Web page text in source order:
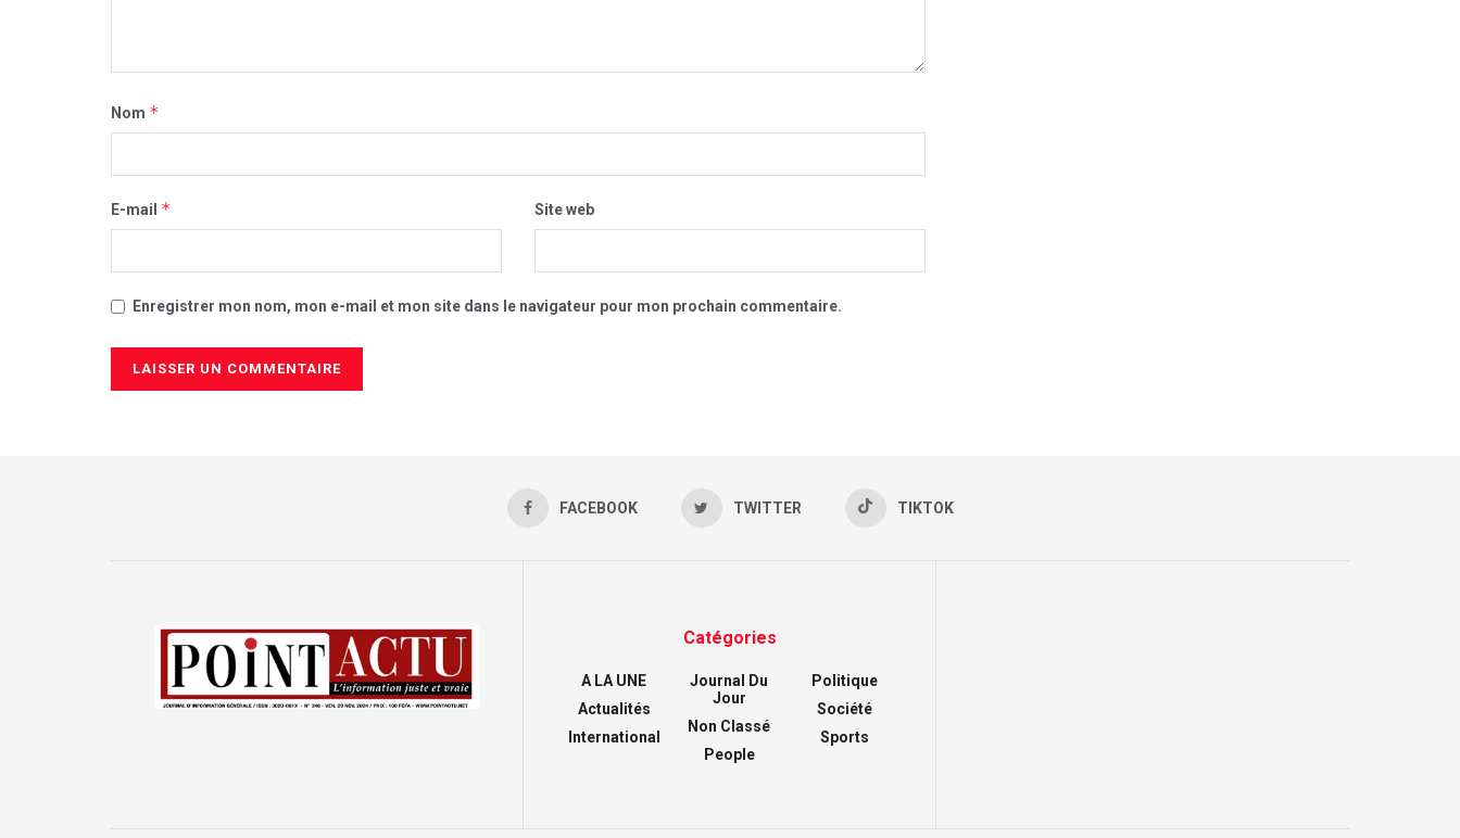
Nom *
E-mail * Site web
Enregistrer mon nom, mon e-mail et mon site dans le navigateur pour mon prochain commentaire.
FACEBOOK TWITTER TIKTOK
Catégories
A LA UNE
Actualités
International
Journal Du
Jour
Non Classé
People
Politique
Société
Sports